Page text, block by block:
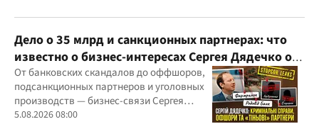
Дело о 35 млрд и санкционных партнерах: что
известно о бизнес-интересах Сергея Дядечко от
"Родовид Банка" до "ФАРМАСЕЛ"
От банковских скандалов до оффшоров,
подсанкционных партнеров и уголовных
производств — бизнес-связи Сергея
Дядечко до сих пор простираются через
5.08.2026 08:00